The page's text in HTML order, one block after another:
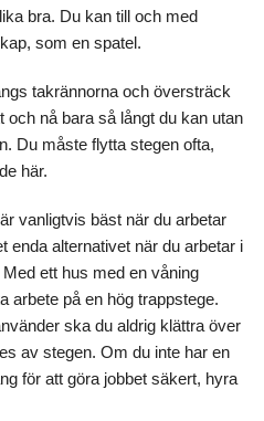
bra. Du kan till och med
som en spatel.
takrännorna och översträck
och nå bara så långt du kan utan
Du måste flytta stegen ofta,
här.
vanligtvis bäst när du arbetar
enda alternativet när du arbetar i
ett hus med en våning
arbete på en hög trappstege.
ska du aldrig klättra över
av stegen. Om du inte har en
för att göra jobbet säkert, hyra